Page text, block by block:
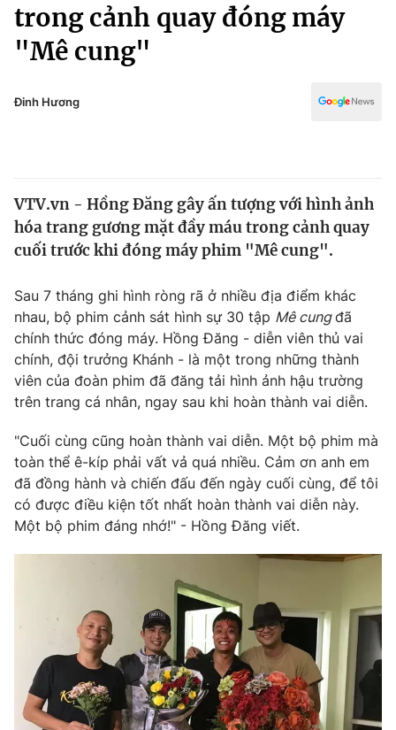
Chính trị
Xã hội
Pháp luật
Thế giới
Tin tức
Câu chuyện quốc tế
Kinh tế
Tài chính
Thị trường
Góc doanh nghiệp
Dữ liệu và đời sống
Truyền hình
Phim VTV
Hậu trường
Nhân vật
Khán giả
Điện ảnh
Âm nhạc
Sao
Đời sống
Du lịch
Làm đẹp
Giáo dục
Tuyển sinh
Công nghệ
Hitech Công nghệ tương lai
Sản phẩm
Thị trường
Tư vấn
Giao lưu trực tuyến
Lịch phát sóng
Truyền hình
Văn hóa - Giải trí
Công nghệ
trong cảnh quay đóng máy
"Mê cung"
Đinh Hương
VTV.vn - Hồng Đăng gây ấn tượng với hình ảnh
hóa trang gương mặt đầy máu trong cảnh quay
cuối trước khi đóng máy phim "Mê cung".
Sau 7 tháng ghi hình ròng rã ở nhiều địa điểm khác
nhau, bộ phim cảnh sát hình sự 30 tập Mê cungđã
chính thức đóng máy. Hồng Đăng - diễn viên thủ vai
chính, đội trưởng Khánh - là một trong những thành
viên của đoàn phim đã đăng tải hình ảnh hậu trường
trên trang cá nhân, ngay sau khi hoàn thành vai diễn.
"Cuối cùng cũng hoàn thành vai diễn. Một bộ phim mà
toàn thể ê-kíp phải vất vả quá nhiều. Cảm ơn anh em
đã đồng hành và chiến đấu đến ngày cuối cùng, để tôi
có được điều kiện tốt nhất hoàn thành vai diễn này.
Một bộ phim đáng nhớ!" - Hồng Đăng viết.